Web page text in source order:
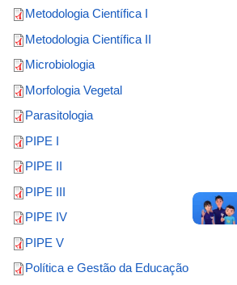
Metodologia Científica I
Metodologia Científica II
Microbiologia
Morfologia Vegetal
Parasitologia
PIPE I
PIPE II
PIPE III
PIPE IV
PIPE V
Política e Gestão da Educação